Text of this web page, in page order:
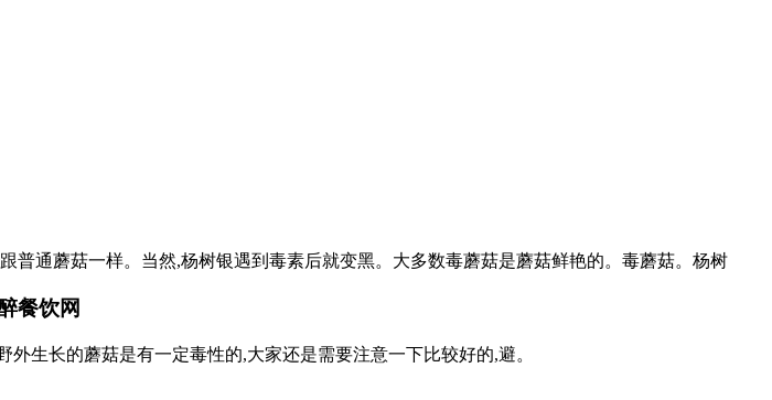
通蘑菇一样。当然,杨树银遇到毒素后就变黑。大多数毒蘑菇是蘑菇鲜艳的。毒蘑菇。杨树
餐饮网
生长的蘑菇是有一定毒性的,大家还是需要注意一下比较好的,避。